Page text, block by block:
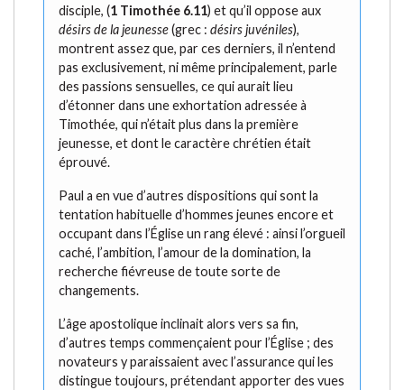
disciple, (1 Timothée 6.11) et qu’il oppose aux
désirs de la jeunesse(grec : désirs juvéniles),
montrent assez que, par ces derniers, il n’entend
pas exclusivement, ni même principalement, parle
des passions sensuelles, ce qui aurait lieu
d’étonner dans une exhortation adressée à
Timothée, qui n’était plus dans la première
jeunesse, et dont le caractère chrétien était
éprouvé.
Paul a en vue d’autres dispositions qui sont la
tentation habituelle d’hommes jeunes encore et
occupant dans l’Église un rang élevé : ainsi l’orgueil
caché, l’ambition, l’amour de la domination, la
recherche fiévreuse de toute sorte de
changements.
L’âge apostolique inclinait alors vers sa fin,
d’autres temps commençaient pour l’Église ; des
novateurs y paraissaient avec l’assurance qui les
distingue toujours, prétendant apporter des vues